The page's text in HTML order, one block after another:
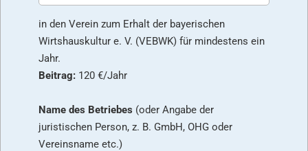
in den Verein zum Erhalt der bayerischen
Wirtshauskultur e. V. (VEBWK) für mindestens ein
Jahr.
Beitrag: 120 €/Jahr
Name des Betriebes (oder Angabe der
juristischen Person, z. B. GmbH, OHG oder
Vereinsname etc.)